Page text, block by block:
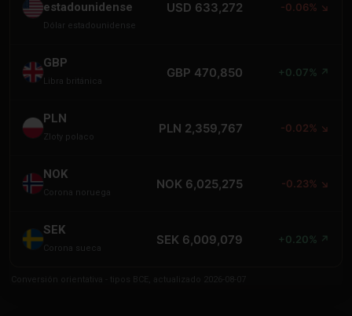
estadounidense
Dólar estadounidense
USD 633,272 -0.06% ↘
GBP
Libra británica
GBP 470,850 +0.07% ↗
PLN
Zloty polaco
PLN 2,359,767 -0.02% ↘
NOK
Corona noruega
NOK 6,025,275 -0.23% ↘
SEK
Corona sueca
SEK 6,009,079 +0.20% ↗